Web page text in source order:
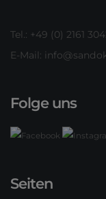
Tel.: +49 (0) 2161
E-Mail:
Folge uns
Seiten